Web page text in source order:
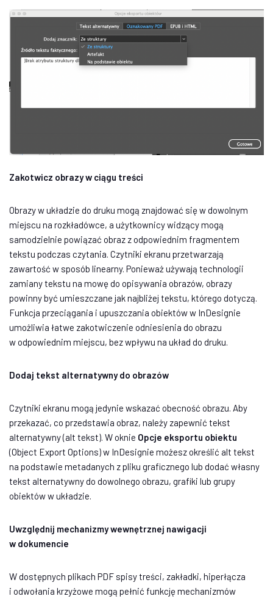
Zakotwicz obrazy w ciągu treści
Obrazy w układzie do druku mogą znajdować się w dowolnym
miejscu na rozkładówce, a użytkownicy widzący mogą
samodzielnie powiązać obraz z odpowiednim fragmentem
tekstu podczas czytania. Czytniki ekranu przetwarzają
zawartość w sposób linearny. Ponieważ używają technologii
zamiany tekstu na mowę do opisywania obrazów, obrazy
powinny być umieszczane jak najbliżej tekstu, którego dotyczą.
Funkcja przeciągania i upuszczania obiektów w InDesignie
umożliwia łatwe zakotwiczenie odniesienia do obrazu
w odpowiednim miejscu, bez wpływu na układ do druku.
Dodaj tekst alternatywny do obrazów
Czytniki ekranu mogą jedynie wskazać obecność obrazu. Aby
przekazać, co przedstawia obraz, należy zapewnić tekst
alternatywny (alt tekst). W oknie Opcje eksportu obiektu
(Object Export Options) w InDesignie możesz określić alt tekst
na podstawie metadanych z pliku graficznego lub dodać własny
tekst alternatywny do dowolnego obrazu, grafiki lub grupy
obiektów w układzie.
Uwzględnij mechanizmy wewnętrznej nawigacji
w dokumencie
W dostępnych plikach PDF spisy treści, zakładki, hiperłącza
i odwołania krzyżowe mogą pełnić funkcję mechanizmów